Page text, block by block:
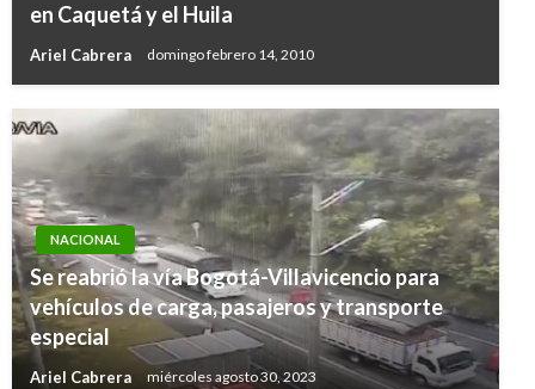
en Caquetá y el Huila
Ariel Cabrera domingo febrero 14, 2010
NACIONAL
Se reabrió la vía Bogotá-Villavicencio para
vehículos de carga, pasajeros y transporte
especial
Ariel Cabrera miércoles agosto 30, 2023
NACIONAL
Resultados de las loterías y chances de este
domingo 11 de agosto en Colombia